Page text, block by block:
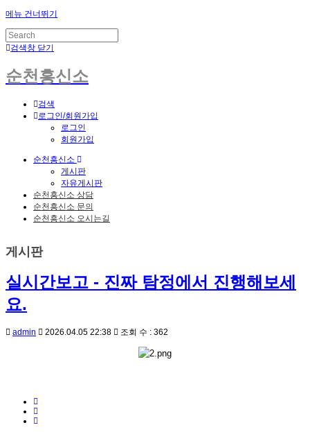
메뉴 건너뛰기
검색창 닫기
순천흥신소
검색
로그인/회원가입
로그인
회원가입
순천흥신소
게시판
자유게시판
순천흥신소 상담
순천흥신소 문의
순천흥신소 오시는길
게시판
실시간보고 - 진짜 탐정에서 진행해보세
요.
admin 2026.04.05 22:38 조회 수 : 362